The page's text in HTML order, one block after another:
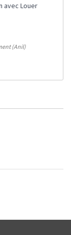
avec Louer
(Anil)